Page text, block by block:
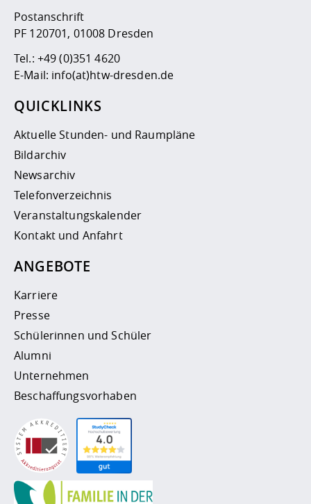
Postanschrift
PF 120701, 01008 Dresden
Tel.: +49 (0)351 4620
E-Mail: info(at)htw-dresden.de
QUICKLINKS
Aktuelle Stunden- und Raumpläne
Bildarchiv
Newsarchiv
Telefonverzeichnis
Veranstaltungskalender
Kontakt und Anfahrt
ANGEBOTE
Karriere
Presse
Schülerinnen und Schüler
Alumni
Unternehmen
Beschaffungsvorhaben